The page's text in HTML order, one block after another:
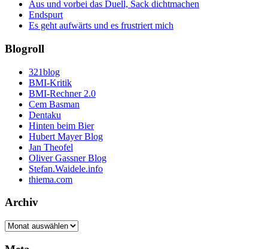
Aus und vorbei das Duell, Sack dichtmachen
Endspurt
Es geht aufwärts und es frustriert mich
Blogroll
321blog
BMI-Kritik
BMI-Rechner 2.0
Cem Basman
Dentaku
Hinten beim Bier
Hubert Mayer Blog
Jan Theofel
Oliver Gassner Blog
Stefan.Waidele.info
thiema.com
Archiv
Archiv